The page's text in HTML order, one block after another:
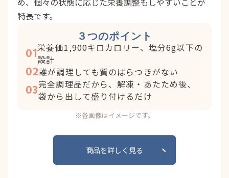
特長です。
３つのポイント
01栄養価1,900キロカロリー、塩分6g以下の
設計
02誰が調理しても質のばらつきがない
03完全調理品だから、解凍・あたため後、
袋から出して盛り付けるだけ
※各画像はイメージです。
商品を詳しく見る